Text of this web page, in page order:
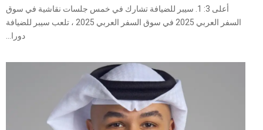
أعلى 3: 1. سيبر للضيافة تشارك في خمس جلسات نقاشية في سوق
السفر العربي 2025 في سوق السفر العربي 2025 ، تلعب سيبر للضيافة
دورا...